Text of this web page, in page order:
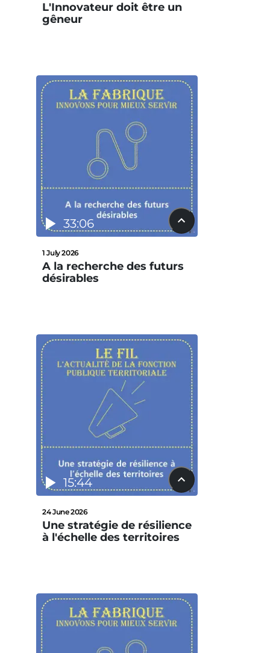
L'Innovateur doit être un
gêneur
33:06
1 July 2026
A la recherche des futurs
désirables
15:44
24 June 2026
Une stratégie de résilience
à l'échelle des territoires